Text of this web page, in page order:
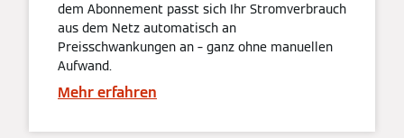
dem Abonnement passt sich Ihr Stromverbrauch
aus dem Netz automatisch an
Preisschwankungen an – ganz ohne manuellen
Aufwand.
Mehr erfahren